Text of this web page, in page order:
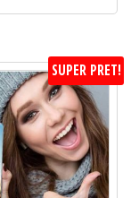
SUPER PRET!